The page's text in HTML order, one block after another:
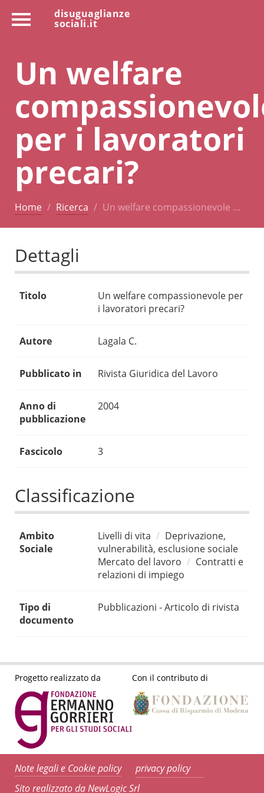
disuguaglianze
sociali.it
Un welfare
per i lavoratori
precari?
Home Ricerca Un welfare compassionevole …
Dettagli
Titolo
Un welfare compassionevole per
i lavoratori precari?
Autore Lagala C.
Pubblicato in Rivista Giuridica del Lavoro
Anno di
pubblicazione
2004
Fascicolo 3
Classificazione
Ambito
Sociale
Livelli di vita
Deprivazione,
vulnerabilità, esclusione sociale
Mercato del lavoro
Contratti e
relazioni di impiego
Tipo di
documento
Pubblicazioni - Articolo di rivista
Progetto realizzato da Con il contributo di
Note legali e Cookie policy
privacy policy
Sito realizzato da NewLogic Srl